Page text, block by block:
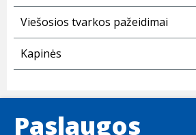
Viešosios tvarkos pažeidimai
Kapinės
Paslaugos